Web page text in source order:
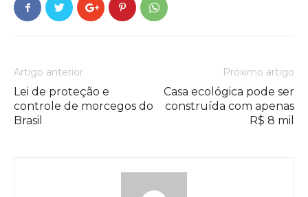
Artigo anterior
Lei de proteção e
controle de morcegos do
Brasil
Próximo artigo
Casa ecológica pode ser
construída com apenas
R$ 8 mil